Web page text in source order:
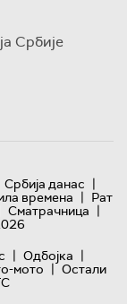
Србије
Србија данас |
времена | Рат
Сматрачница |
| Одбојка |
мото | Остали